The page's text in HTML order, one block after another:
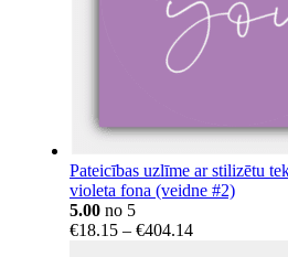
Pateicības uzlīme ar stilizētu
violeta fona (veidne #2)
5.00 no 5
€18.15 – €404.14Price